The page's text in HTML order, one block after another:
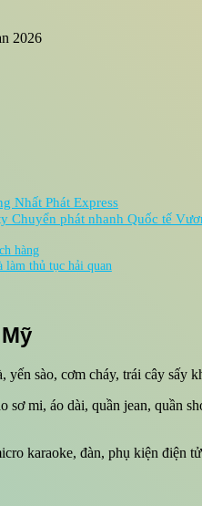
2026
Nhất Phát Express
phát nhanh Quốc tế
hàng
làm thủ tục hải quan
yến sào, cơm cháy, trái cây
sơ mi, áo dài, quần jean, quần
karaoke, đàn, phụ kiện điện